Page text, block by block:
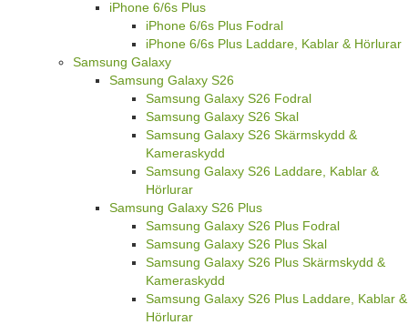
iPhone 6/6s Plus
iPhone 6/6s Plus Fodral
iPhone 6/6s Plus Laddare, Kablar & Hörlurar
Samsung Galaxy
Samsung Galaxy S26
Samsung Galaxy S26 Fodral
Samsung Galaxy S26 Skal
Samsung Galaxy S26 Skärmskydd &
Kameraskydd
Samsung Galaxy S26 Laddare, Kablar &
Hörlurar
Samsung Galaxy S26 Plus
Samsung Galaxy S26 Plus Fodral
Samsung Galaxy S26 Plus Skal
Samsung Galaxy S26 Plus Skärmskydd &
Kameraskydd
Samsung Galaxy S26 Plus Laddare, Kablar &
Hörlurar